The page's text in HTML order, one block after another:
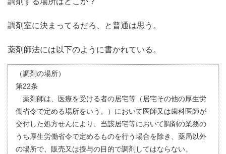
調剤室に決まってるだろ、と普通は思う。
薬剤師法には以下のように書かれている。
（調剤の場所）
第22条
薬剤師は、医療を受ける者の居宅等（居宅その他の厚生労
働省令で定める場所をいう。）において医師又は歯科医師が
交付した処方せんにより、当該居宅等において調剤の業務の
うち厚生労働省令で定めるものを行う場合を除き、薬局以外
の場所で、販売又は授与の目的で調剤してはならない。